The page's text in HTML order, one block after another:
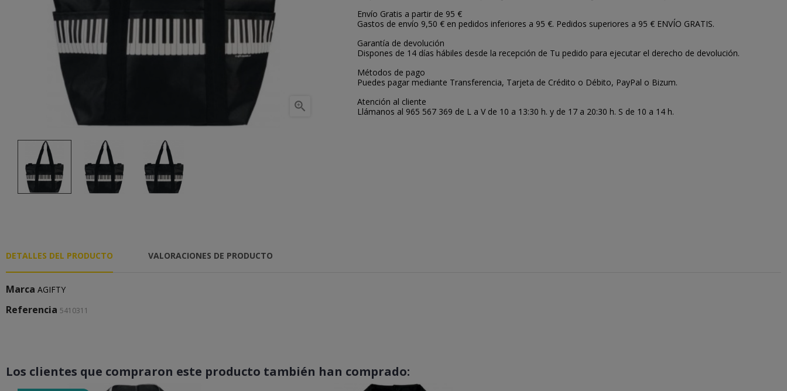

Envío Gratis a partir de 95 €
Gastos de envío 9,50 € en pedidos inferiores a 95 €. Pedidos superiores a 95 € ENVÍO GRATIS.
Garantía de devolución
Dispones de 14 días hábiles desde la recepción de Tu pedido para ejecutar el derecho de devolución.
Métodos de pago
Puedes pagar mediante Transferencia, Tarjeta de Crédito o Débito, PayPal o Bizum.
Atención al cliente
Llámanos al 965 567 369 de L a V de 10 a 13:30 h. y de 17 a 20:30 h. S de 10 a 14 h.
DETALLES DEL PRODUCTO VALORACIONES DE PRODUCTO
Marca AGIFTY
Referencia 5410311
Los clientes que compraron este producto también han comprado: